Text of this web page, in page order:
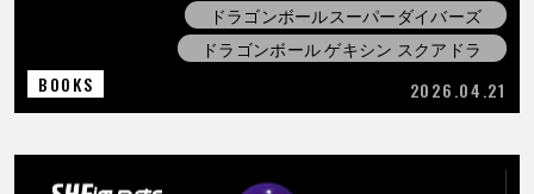
ドラゴンボールスーパーダイバーズ
ドラゴンボール ゲキシン スクアドラ
BOOKS
2026.04.21